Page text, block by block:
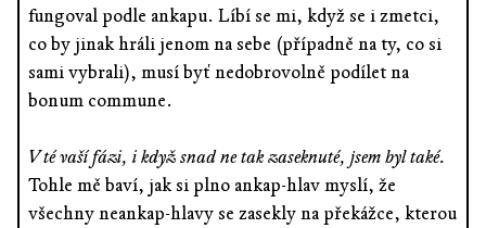
fungoval podle ankapu. Líbí se mi, když se i zmetci,
co by jinak hráli jenom na sebe (případně na ty, co si
sami vybrali), musí byť nedobrovolně podílet na
bonum commune.
V té vaší fázi, i když snad ne tak zaseknuté, jsem byl také.
Tohle mě baví, jak si plno ankap-hlav myslí, že
všechny neankap-hlavy se zasekly na překážce, kterou